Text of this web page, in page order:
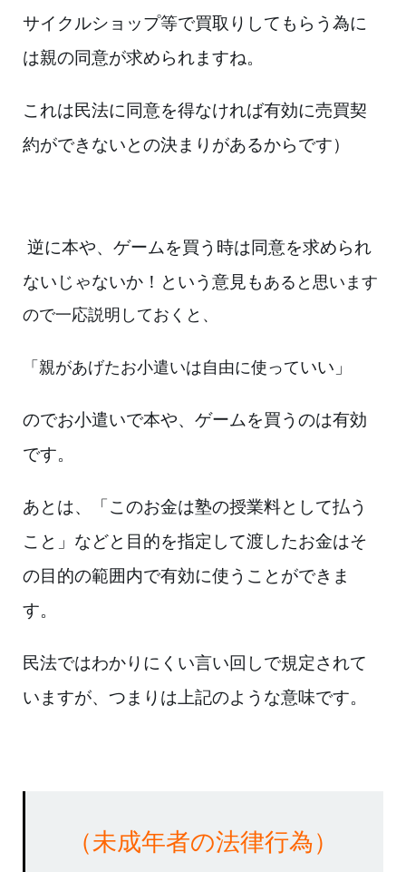
サイクルショップ等で買取りして もらう為に
は親の同意が求められますね。
これは民法に同意を得なければ有効に売買契
約ができないとの決まりがあるからです）
逆に本や、ゲームを買う時は同意を求められ
ないじゃないか！という意見も あると思います
ので一応説明しておくと、
「親があげたお小遣いは自由に使っていい」
のでお小遣いで本や、ゲームを買うのは有効
です。
あとは、「このお金は塾の授業料として払う
こと」などと目的を指定して渡したお金はそ
の目 的の範囲内で有効に使うことができま
す。
民法ではわかりにくい言い回しで規定されて
いますが、つまりは上記のような意味です。
（未成年者の法律行為）